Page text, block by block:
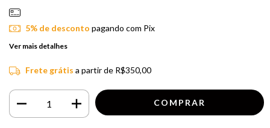
5% de desconto pagando com Pix
Ver mais detalhes
Frete grátis a partir de R$350,00